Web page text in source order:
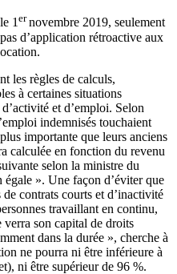
1ernovembre 2019, seulement
d’application rétroactive aux
les règles de calculs,
à certaines situations
et d’emploi. Selon
indemnisés touchaient
importante que leurs anciens
calculée en fonction du revenu
selon la ministre du
». Une façon d’éviter que
contrats courts et d’inactivité
travaillant en continu,
verra son capital de droits
dans la durée », cherche à
ne pourra ni être inférieure à
ni être supérieur de 96 %.